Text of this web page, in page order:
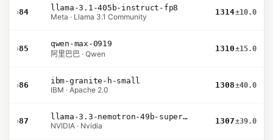
›84
llama-3.1-405b-instruct-fp8
Meta · Llama 3.1 Community
1314±10.0
›85
qwen-max-0919
阿里巴巴 · Qwen
1310±15.0
›86
ibm-granite-h-small
IBM · Apache 2.0
1308±40.0
›87
llama-3.3-nemotron-49b-super-v1
NVIDIA · Nvidia
1307±39.0